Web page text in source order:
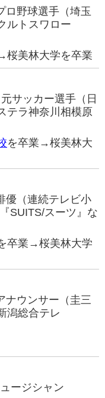
ロ野球選手（埼玉
ルトスワロー
桜美林大学を卒業
サッカー選手（日
テラ神奈川相模原
を卒業→桜美林大
優（連続テレビ小
SUITS/スーツ』な
卒業→桜美林大学
ナウンサー（圭三
潟総合テレ
ージシャン